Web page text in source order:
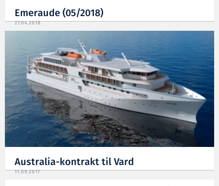
Emeraude (05/2018)
27.04.2018
Australia-kontrakt til Vard
11.09.2017